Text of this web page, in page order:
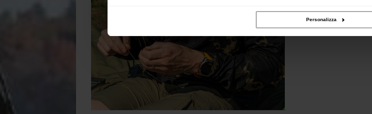
Personalizza